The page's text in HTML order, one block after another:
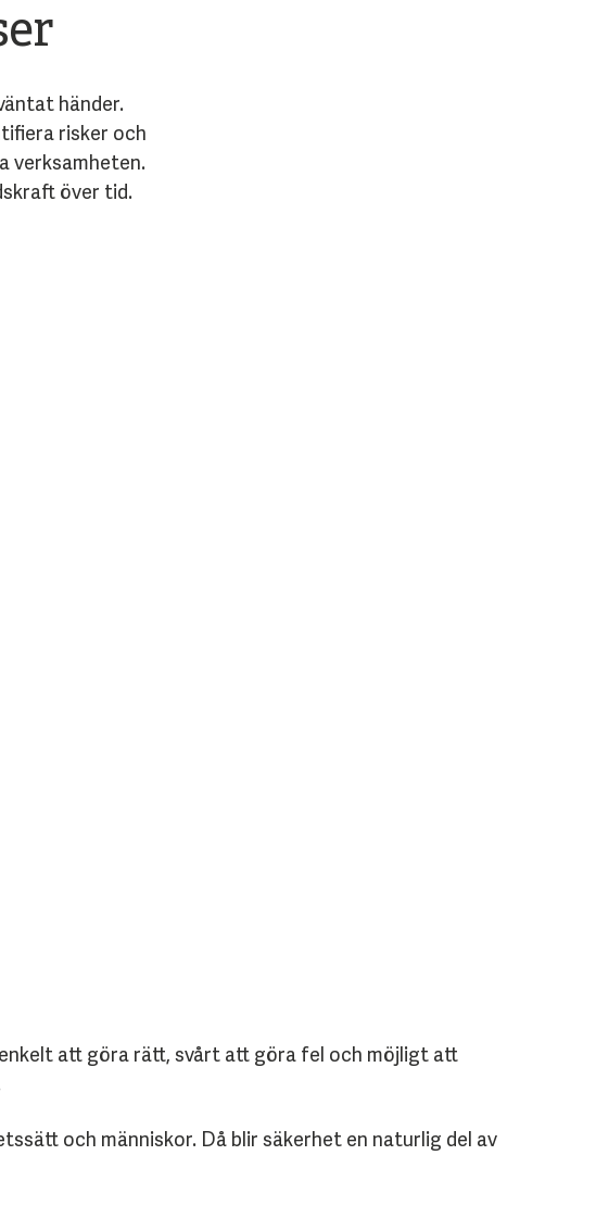
händer.
risker och
verksamheten.
över tid.
att göra rätt, svårt att göra fel och möjligt att
och människor. Då blir säkerhet en naturlig del av